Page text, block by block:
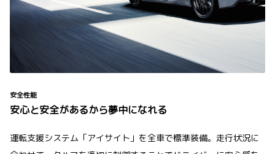
安全性能
安心と安全があるから夢中になれる
運転支援システム「アイサイト」を全車で標準装備。走行状況に